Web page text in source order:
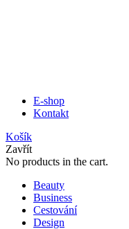
E-shop
Kontakt
Košík
Zavřít
No products in the cart.
Beauty
Business
Cestování
Design